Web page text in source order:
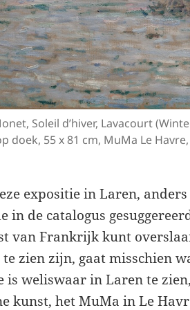
Soleil d’hiver, Lavacourt
doek, 55 x 81 cm, MuMa Le
expositie in Laren,
in de catalogus
van Frankrijk kunt
zien zijn, gaat misschien
is weliswaar in Laren te
kunst, het MuMa in Le